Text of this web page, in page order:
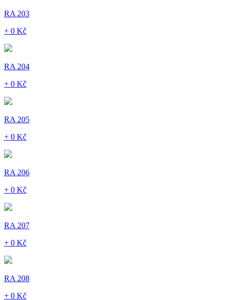
RA 203
+ 0 Kč
RA 204
+ 0 Kč
RA 205
+ 0 Kč
RA 206
+ 0 Kč
RA 207
+ 0 Kč
RA 208
+ 0 Kč